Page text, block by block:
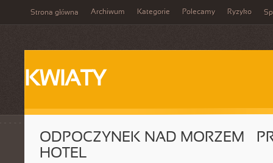
Strona główna Archiwum Kategorie Polecamy Ryzyko
KWIATY
ODPOCZYNEK NAD MORZEM –
HOTEL